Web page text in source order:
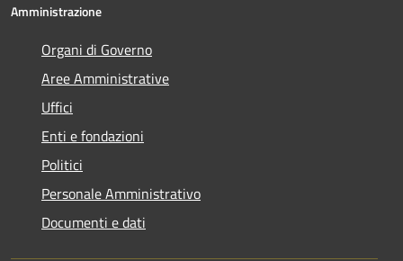
Amministrazione
Organi di Governo
Aree Amministrative
Uffici
Enti e fondazioni
Politici
Personale Amministrativo
Documenti e dati